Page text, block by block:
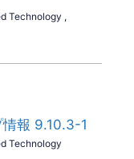
Technology ,
報 9.10.3-1
Technology